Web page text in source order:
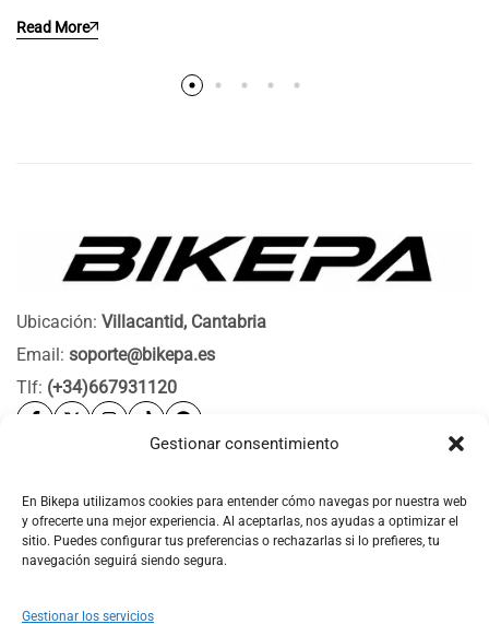
Gestionar consentimiento
En Bikepa utilizamos cookies para entender cómo navegas por nuestra web
y ofrecerte una mejor experiencia. Al aceptarlas, nos ayudas a optimizar el
sitio. Puedes configurar tus preferencias o rechazarlas si lo prefieres, tu
navegación seguirá siendo segura.
Gestionar los servicios
Read More
Ubicación: Villacantid, Cantabria
Email: soporte@bikepa.es
Tlf: (+34)667931120
Bikepa
Newsletter Bikepa